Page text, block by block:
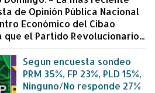
de Opinión Pública Nacional
Económico del Cibao
el Partido Revolucionario...
Segun encuesta sondeo
PRM 35%, FP 23%, PLD 15%,
Ninguno/No responde 27%